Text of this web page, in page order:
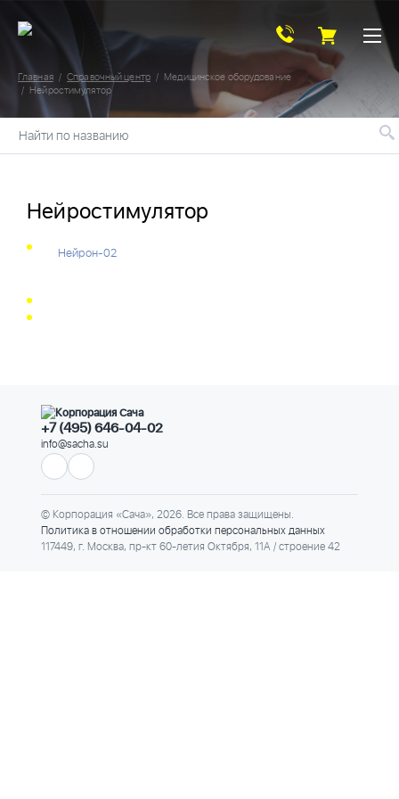
Главная Справочный центр
Медицинское оборудование
Нейростимулятор
Найти по названию
Нейростимулятор
Нейрон-02
+7 (495) 646-04-02
info@sacha.su
© Корпорация «Сача», 2026. Все права защищены.
Политика в отношении обработки персональных данных
117449, г. Москва, пр-кт 60-летия Октября, 11А / строение 42